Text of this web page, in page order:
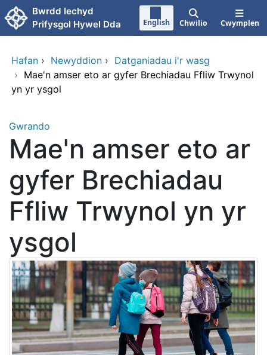
Neidio i'r prif gynnwy
Bwrdd Iechyd
Prifysgol Hywel Dda
English Chwilio Cwymplen
Hafan › Newyddion › Datganiadau i'r wasg
› Mae'n amser eto ar gyfer Brechiadau Ffliw Trwynol
yn yr ysgol
Gwrando
Mae'n amser eto ar
gyfer Brechiadau
Ffliw Trwynol yn yr
ysgol